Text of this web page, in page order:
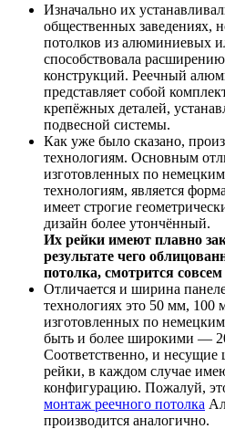
Изначально их
общественных заведениях,
потолков из алюминиевых
способствовала
конструкций. Реечный
представляет собой
крепёжных деталей,
подвесной системы.
Как уже было сказано,
технологиям. Основным
изготовленных по
технологиям, является
имеет строгие
дизайн более утончённый.
Их рейки имеют плавно
результате чего
потолка, смотрится
Отличается и ширина
технологиях это 50 мм, 100
изготовленных по
быть и более широкими —
Соответственно, и
рейки, в каждом случае
конфигурацию. Пожалуй,
монтаж реечного потолка
производится аналогично.